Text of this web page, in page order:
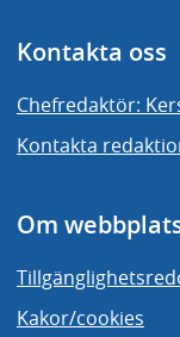
Kontakta oss
Chefredaktör:
Kontakta
Om
Kakor/cookies